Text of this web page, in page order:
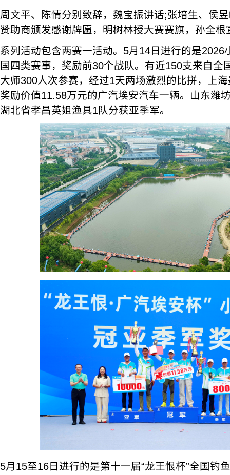
周文平、陈情分别致辞，魏宝振讲话;张培生、侯
赞助商颁发感谢牌匾，明树林授大赛赛旗，孙全根
系列活动包含两赛一活动。5月14日进行的是2026
国四类赛事，奖励前30个战队。有近150支来自全
大师300人次参赛，经过1天两场激烈的比拼，上
奖励价值11.58万元的广汽埃安汽车一辆。山东潍
湖北省孝昌英姐渔具1队分获亚季军。
5月15至16日进行的是第十一届“龙王恨杯”全国钓